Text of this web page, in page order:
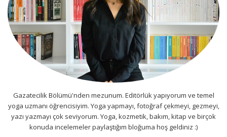
Gazatecilik Bölümü'nden mezunum. Editörlük yapıyorum ve temel
yoga uzmanı öğrencisiyim. Yoga yapmayı, fotoğraf çekmeyi, gezmeyi,
yazı yazmayı çok seviyorum. Yoga, kozmetik, bakım, kitap ve birçok
konuda incelemeler paylaştığım bloğuma hoş geldiniz :)